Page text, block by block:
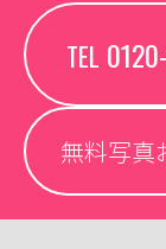
TEL
無料写真